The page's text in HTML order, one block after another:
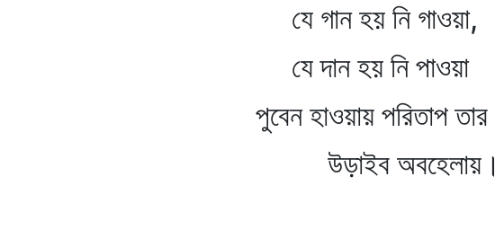
যে গান হয় নি গাওয়া,
যে দান হয় নি পাওয়া
পুবেন হাওয়ায় পরিতাপ তার
উড়াইব অবহেলায়।